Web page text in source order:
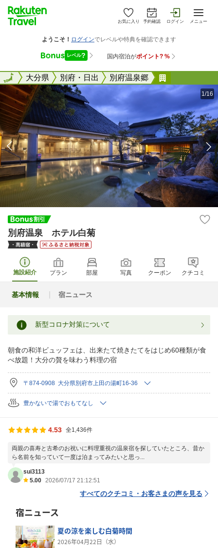
お気に入り 予約確認 ログイン メニュー
全国大分県 別府・日出 別府温泉郷
全国
1/16
別府温泉 ホテル白菊
施設紹介 プラン 部屋 写真 クーポン クチコミ
基本情報 宿ニュース
新型コロナ対策について
朝食の和洋ビュッフェは、出来たて焼きたてをはじめ60種類が食
べ放題！大分の贅を味わう料理の宿
〒874-0908 大分県別府市上田の湯町16-36
豊かないで湯でおもてなし
4.53 全1,436件
両親の喜寿と古希のお祝いに料理重視の温泉宿を探していたところ、昔か
ら名前を知っていて一度は泊まってみたいと思っ...
sui3113
5.00 2026/07/17 21:12:51
すべてのクチコミ・お客さまの声を見る
宿ニュース
夏の涼を楽しむ白菊時間
2026年04月22日（水）